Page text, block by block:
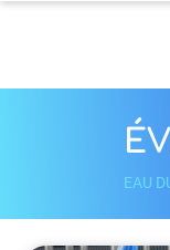
EAU